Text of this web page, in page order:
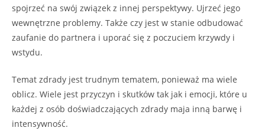
spojrzeć na swój związek z innej perspektywy. Ujrzeć jego
wewnętrzne problemy. Także czy jest w stanie odbudować
zaufanie do partnera i uporać się z poczuciem krzywdy i
wstydu.
Temat zdrady jest trudnym tematem, ponieważ ma wiele
oblicz. Wiele jest przyczyn i skutków tak jak i emocji, które u
każdej z osób doświadczających zdrady maja inną barwę i
intensywność.